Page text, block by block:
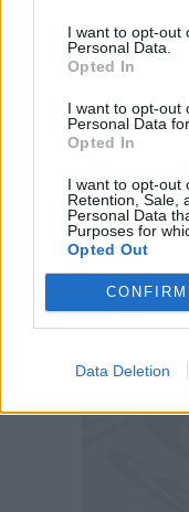
I want to opt-out
Personal Data.
Opted In
I want to opt-out
Personal Data
Opted In
I want to opt-out
Retention, Sale,
Personal Data
Purposes for
Opted Out
CONFIRM
Data Deletion
La diretta
Roma inizierà
15.00.
La diretta TV di
anche con la
oppure
piattaforma.